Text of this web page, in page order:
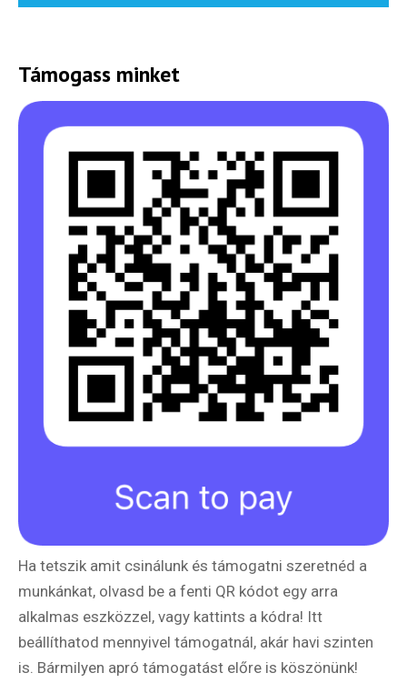
Világkörüli
ízutazás
Külföldre
Költözünk!
Kaland -
játék -
kockázat
100
Utazási
Élmény
poszter
Támogass minket
Ha tetszik amit csinálunk és támogatni szeretnéd a
munkánkat, olvasd be a fenti QR kódot egy arra
alkalmas eszközzel, vagy kattints a kódra! Itt
beállíthatod mennyivel támogatnál, akár havi szinten
is. Bármilyen apró támogatást előre is köszönünk!